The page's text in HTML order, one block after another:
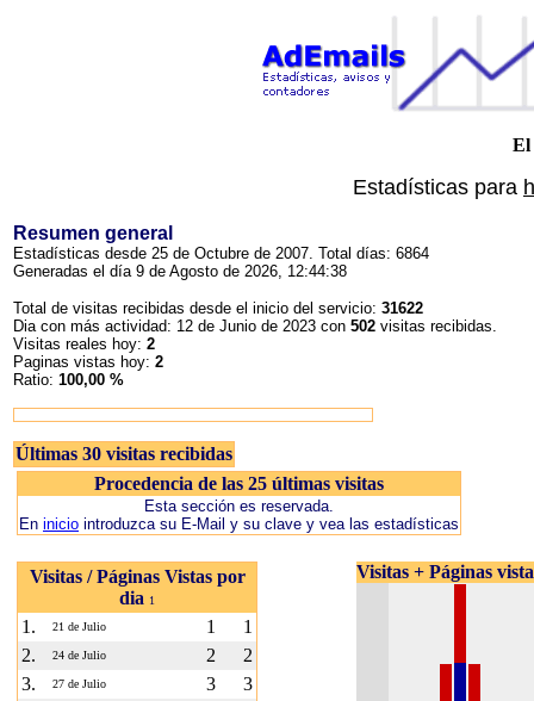
El
Estadísticas para
Resumen general
Estadísticas desde 25 de Octubre de 2007. Total días: 6864
Generadas el día 9 de Agosto de 2026, 12:44:38
Total de visitas recibidas desde el inicio del servicio: 31622
Dia con más actividad: 12 de Junio de 2023 con 502 visitas recibidas.
Visitas reales hoy: 2
Paginas vistas hoy: 2
Ratio: 100,00 %
Últimas 30 visitas recibidas
Procedencia de las 25 últimas visitas
Esta sección es reservada.
En inicio introduzca su E-Mail y su clave y vea las estadísticas
Visitas / Páginas Vistas por
dia 1
1. 21 de Julio 1
1
2.
24 de Julio 2
2
3.
27 de Julio 3
3
Visitas + Páginas